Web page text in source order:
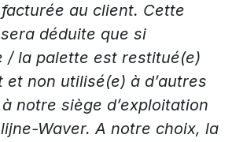
au client. Cette
déduite que si
/ la palette est restitué(e)
et non utilisé(e) à d’autres
notre siège d’exploitation
Waver. A notre choix, la